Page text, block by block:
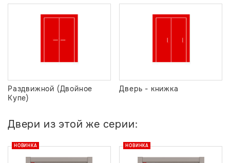
Раздвижной (Двойное
Купе)
Дверь - книжка
Двери из этой же серии:
НОВИНКА НОВИНКА